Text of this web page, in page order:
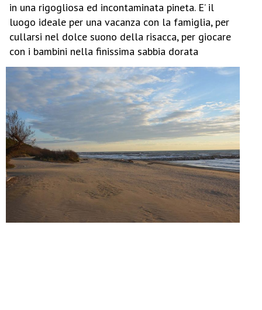
in una rigogliosa ed incontaminata pineta. E’ il
luogo ideale per una vacanza con la famiglia, per
cullarsi nel dolce suono della risacca, per giocare
con i bambini nella finissima sabbia dorata